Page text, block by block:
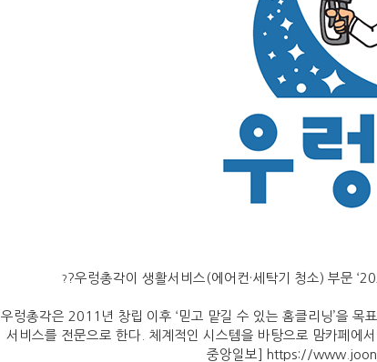
??우렁총각이 생활서비스(에어컨·세탁기 청소) 부문
우렁총각은 2011년 창립 이후 ‘믿고 맡길 수 있는 홈클리닝’을
서비스를 전문으로 한다. 체계적인 시스템을 바탕으로 맘카페에
중앙일보] https://